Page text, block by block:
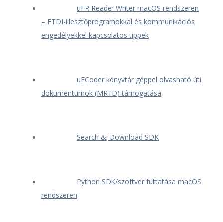
uFR Reader Writer macOS rendszeren
– FTDI-illesztőprogramokkal és kommunikációs
engedélyekkel kapcsolatos tippek
uFCoder könyvtár géppel olvasható úti
dokumentumok (MRTD) támogatása
Search &; Download SDK
Python SDK/szoftver futtatása macOS
rendszeren